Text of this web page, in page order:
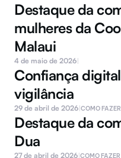
Destaque da
mulheres da
Malaui
4 de maio de 2026|
Confiança
vigilância
29 de abril de 2026|COMO FAZER
Destaque da
Dua
27 de abril de 2026|COMO FAZER